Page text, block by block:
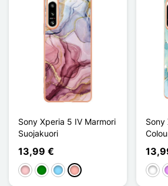
Sony Xperia 5 IV Marmori
Suojakuori
13,99 €
PinkkiVihreäBleu Clair
Or Rose
Sony